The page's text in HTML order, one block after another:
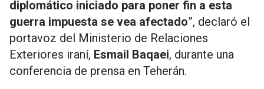
diplomático iniciado para poner fin a esta
guerra impuesta se vea afectado”, declaró el
portavoz del Ministerio de Relaciones
Exteriores iraní, Esmail Baqaei, durante una
conferencia de prensa en Teherán.